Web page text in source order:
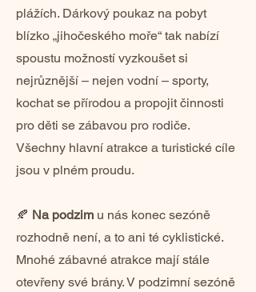
plážích. Dárkový poukaz na pobyt
blízko „jihočeského moře“ tak nabízí
spoustu možností vyzkoušet si
nejrůznější – nejen vodní – sporty,
kochat se přírodou a propojit činnosti
pro děti se zábavou pro rodiče.
Všechny hlavní atrakce a turistické cíle
jsou v plném proudu.
🍂 Na podzim u nás konec sezóně
rozhodně není, a to ani té cyklistické.
Mnohé zábavné atrakce mají stále
otevřeny své brány. V podzimní sezóně